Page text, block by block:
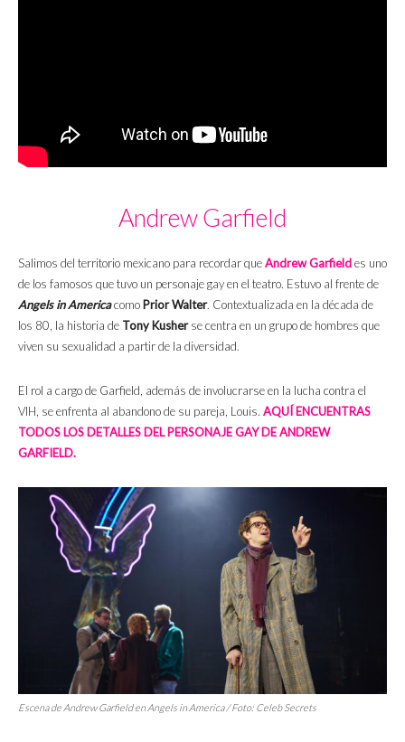
Andrew Garfield
Salimos del territorio mexicano para recordar queAndrew Garfieldes uno
de los famosos que tuvo un personaje gay en el teatro. Estuvo al frente de
Angels in AmericacomoPrior Walter. Contextualizada en la década de
los 80, la historia de Tony Kusherse centra en un grupo de hombres que
viven su sexualidad a partir de la diversidad.
El rol a cargo de Garfield, además de involucrarse en la lucha contra el
VIH, se enfrenta al abandono de su pareja, Louis. AQUÍ ENCUENTRAS
TODOS LOS DETALLES DEL PERSONAJE GAY DE ANDREW
GARFIELD.
Escena de Andrew Garfield en Angels in America/ Foto: Celeb Secrets